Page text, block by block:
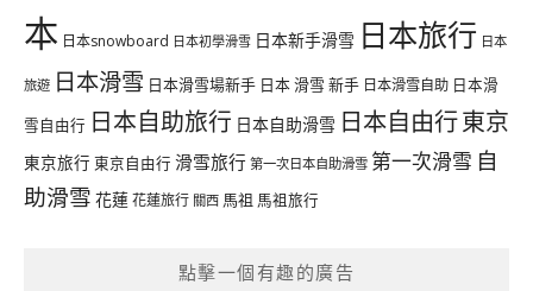
本 日本snowboard 日本初學滑雪 日本新手滑雪 日本旅行 日本
旅遊 日本滑雪 日本滑雪場新手 日本 滑雪 新手 日本滑雪自助 日本滑
雪自由行 日本自助旅行 日本自助滑雪 日本自由行東京
東京旅行 東京自由行 滑雪旅行 第一次日本自助滑雪 第一次滑雪 自
助滑雪 花蓮花蓮旅行 關西 馬祖 馬祖旅行
點擊一個有趣的廣告